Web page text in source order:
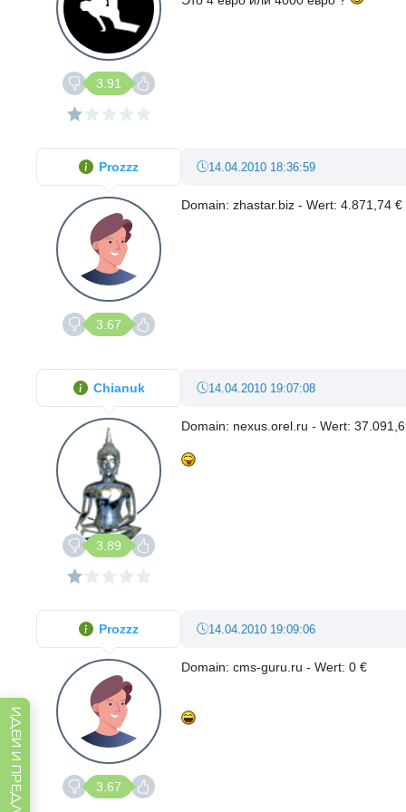
3.91
14.04.2010 18:36:59
Domain: zhastar.biz - Wert: 4.871,74 €
Prozzz
3.67
14.04.2010 19:07:08
Domain: nexus.orel.ru - Wert:
Chianuk
3.89
14.04.2010 19:09:06
Domain: cms-guru.ru - Wert: 0 €
Prozzz
3.67